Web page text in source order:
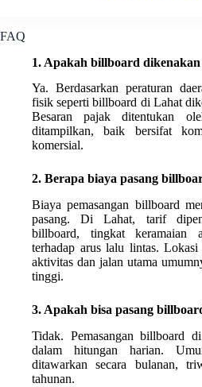
FAQ
1. Apakah billboard
Ya. Berdasarkan peraturan
fisik seperti billboard di Lahat
Besaran pajak ditentukan
ditampilkan, baik bersifat
komersial.
2. Berapa biaya pasang
Biaya pemasangan billboard
pasang. Di Lahat, tarif
billboard, tingkat keramaian
terhadap arus lalu lintas. Lokasi
aktivitas dan jalan utama
tinggi.
3. Apakah bisa pasang
Tidak. Pemasangan billboard
dalam hitungan harian.
ditawarkan secara bulanan,
tahunan.